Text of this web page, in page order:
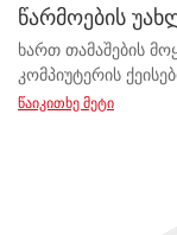
წარმოების
ხართ თამაშების
კომპიუტერის
დაგჭირდებათ! ამ
სისტემებიდან
აღმოაჩინეთ, თუ
წაიკითხე მეტი